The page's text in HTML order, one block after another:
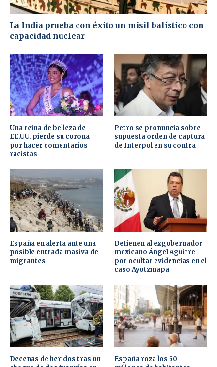
La India prueba con éxito un misil balístico con
capacidad nuclear
Una reina de belleza de
EE.UU. pierde su corona
por hacer comentarios
racistas
Petro se pronuncia sobre
supuesta orden de captura
de Interpol en su contra
España en alerta ante una
posible entrada masiva de
migrantes
Detienen al exgobernador
mexicano Ángel Aguirre
por ocultar evidencias en el
caso Ayotzinapa
Decenas de heridos tras un
España roza los 50